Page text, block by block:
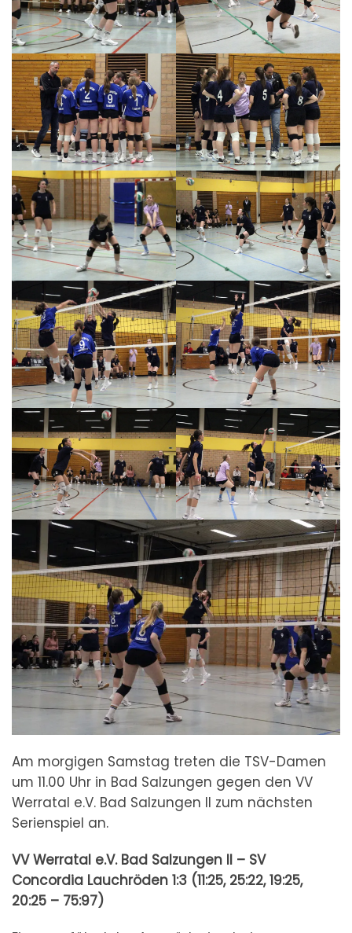
Am morgigen Samstag treten die TSV-Damen
um 11.00 Uhr in Bad Salzungen gegen den VV
Werratal e.V. Bad Salzungen II zum nächsten
Serienspiel an.
VV Werratal e.V. Bad Salzungen II – SV
Concordia Lauchröden 1:3 (11:25, 25:22, 19:25,
20:25 – 75:97)